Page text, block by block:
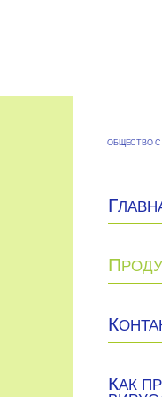
ОБЩЕСТВО С
Г
П
К
КАК